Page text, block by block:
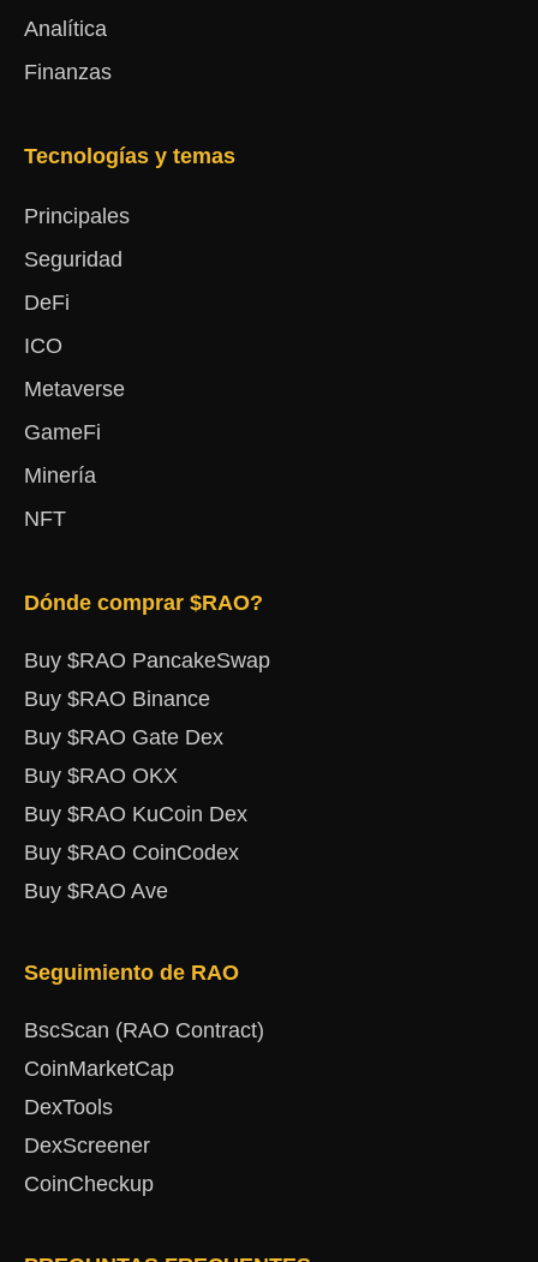
Analítica
Finanzas
Tecnologías y temas
Principales
Seguridad
DeFi
ICO
Metaverse
GameFi
Minería
NFT
Dónde comprar $RAO?
Buy $RAO PancakeSwap
Buy $RAO Binance
Buy $RAO Gate Dex
Buy $RAO OKX
Buy $RAO KuCoin Dex
Buy $RAO CoinCodex
Buy $RAO Ave
Seguimiento de RAO
BscScan (RAO Contract)
CoinMarketCap
DexTools
DexScreener
CoinCheckup